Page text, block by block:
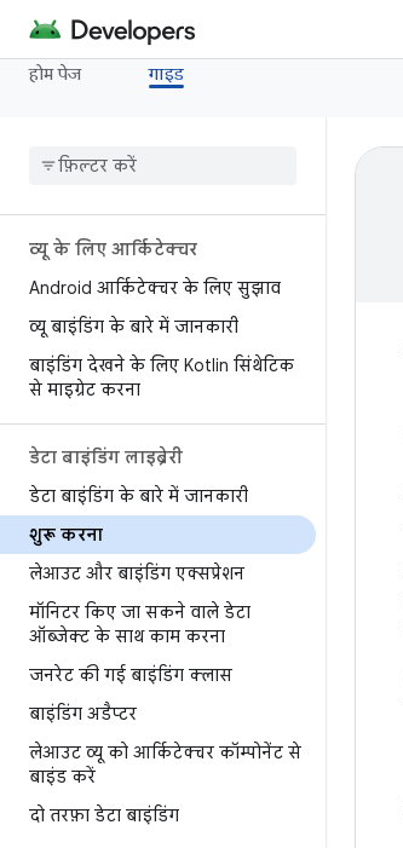
होम पेज गाइड
व्यू के लिए आर्किटेक्चर
Android आर्किटेक्चर के लिए सुझाव
व्यू बाइंडिंग के बारे में जानकारी
बाइंडिंग देखने के लिए Kotlin सिंथेटिक
से माइग्रेट करना
डेटा बाइंडिंग लाइब्रेरी
डेटा बाइंडिंग के बारे में जानकारी
शुरू करना
लेआउट और बाइंडिंग एक्सप्रेशन
मॉनिटर किए जा सकने वाले डेटा
ऑब्जेक्ट के साथ काम करना
जनरेट की गई बाइंडिंग क्लास
बाइंडिंग अडैप्टर
लेआउट व्यू को आर्किटेक्चर कॉम्पोनेंट से
बाइंड करें
दो तरफ़ा डेटा बाइंडिंग